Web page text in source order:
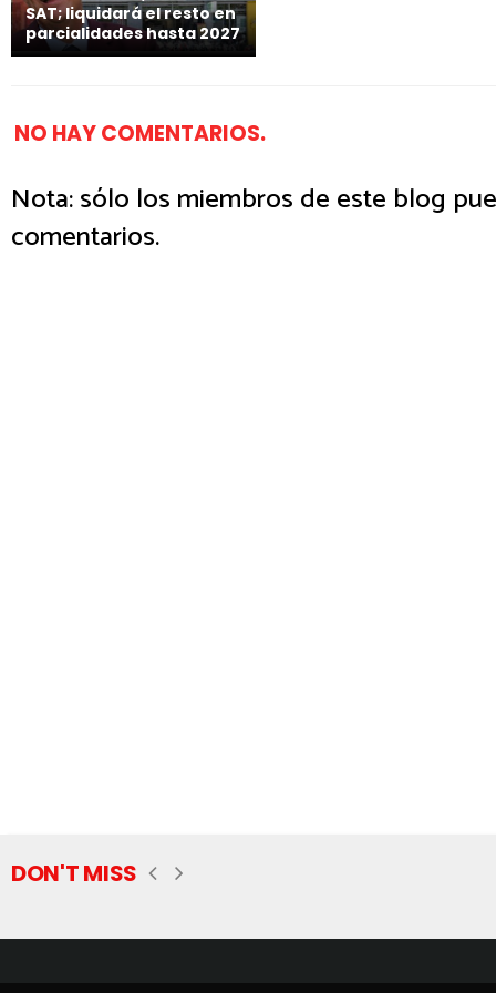
SAT; liquidará el resto en
parcialidades hasta 2027
NO HAY COMENTARIOS.
Nota: sólo los miembros de este blog
comentarios.
DON'T MISS